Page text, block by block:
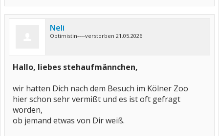
Neli
Optimistin----verstorben 21.05.2026
Hallo, liebes stehaufmännchen,
wir hatten Dich nach dem Besuch im Kölner Zoo
hier schon sehr vermißt und es ist oft gefragt
worden,
ob jemand etwas von Dir weiß.